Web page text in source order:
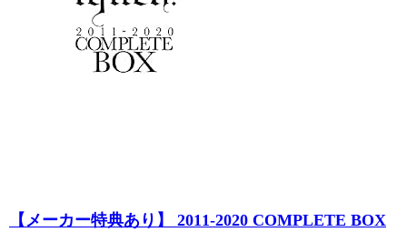
【メーカー特典あり】 2011-2020 COMPLETE BOX